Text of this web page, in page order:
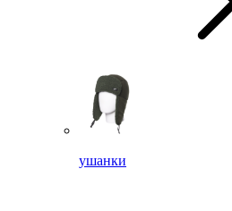
ушанки